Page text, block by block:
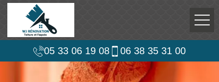
05 33 06 19 08 06 38 35 31 00